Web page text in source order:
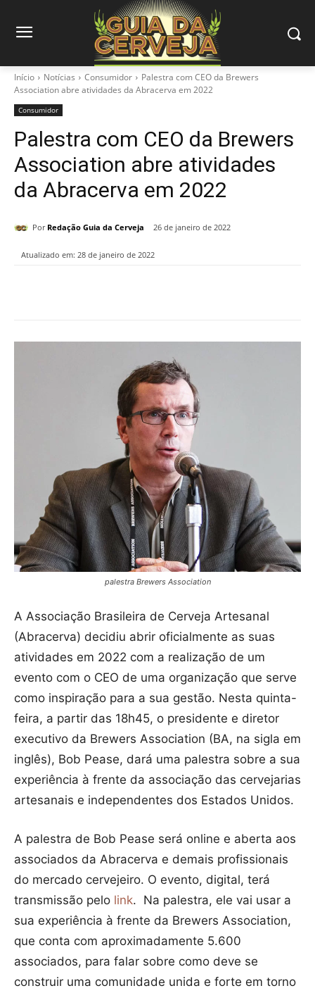
Início Notícias Consumidor
Palestra com CEO da Brewers
Association abre atividades da Abracerva em 2022
Consumidor
Palestra com CEO da Brewers
Association abre atividades
da Abracerva em 2022
Por Redação Guia da Cerveja 26 de janeiro de 2022
Atualizado em: 28 de janeiro de 2022
palestra Brewers Association
A Associação Brasileira de Cerveja Artesanal
(Abracerva) decidiu abrir oficialmente as suas
atividades em 2022 com a realização de um
evento com o CEO de uma organização que serve
como inspiração para a sua gestão. Nesta quinta-
feira, a partir das 18h45, o presidente e diretor
executivo da Brewers Association (BA, na sigla em
inglês), Bob Pease, dará uma palestra sobre a sua
experiência à frente da associação das cervejarias
artesanais e independentes dos Estados Unidos.
A palestra de Bob Pease será online e aberta aos
associados da Abracerva e demais profissionais
do mercado cervejeiro. O evento, digital, terá
transmissão pelo link. Na palestra, ele vai usar a
sua experiência à frente da Brewers Association,
que conta com aproximadamente 5.600
associados, para falar sobre como deve se
construir uma comunidade unida e forte em torno